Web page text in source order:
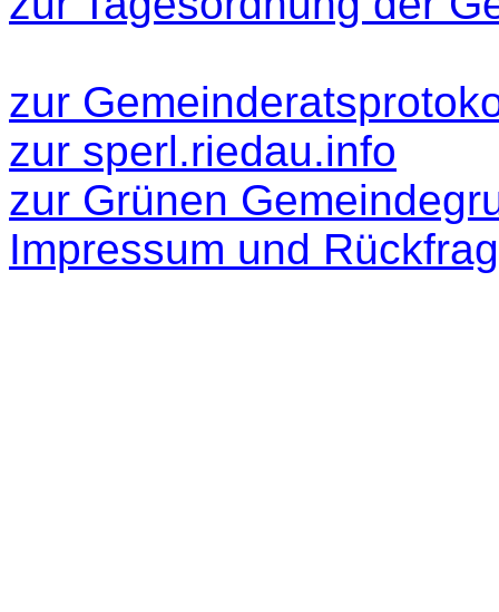
zur
zur sperl.riedau.info
zur Grünen
Impressum und